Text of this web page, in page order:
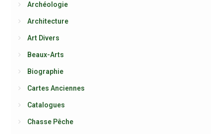
Archéologie
Architecture
Art Divers
Beaux-Arts
Biographie
Cartes Anciennes
Catalogues
Chasse Pêche